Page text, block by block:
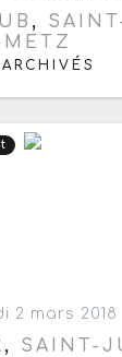
,
2 mars 2018
, SAINT-